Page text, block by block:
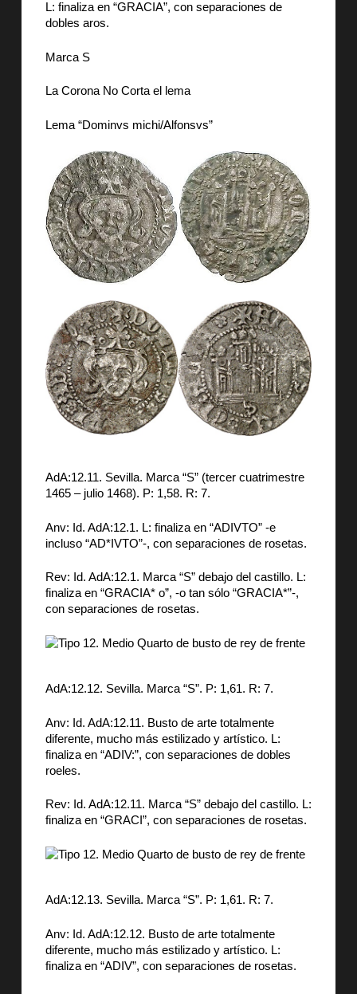
L: finaliza en “GRACIA”, con separaciones de
dobles aros.
Marca S
La Corona No Corta el lema
Lema “Dominvs michi/Alfonsvs”
AdA:12.11. Sevilla. Marca “S” (tercer cuatrimestre
1465 – julio 1468). P: 1,58. R: 7.
Anv: Id. AdA:12.1. L: finaliza en “ADIVTO” -e
incluso “AD*IVTO”-, con separaciones de rosetas.
Rev: Id. AdA:12.1. Marca “S” debajo del castillo. L:
finaliza en “GRACIA* o”, -o tan sólo “GRACIA*”-,
con separaciones de rosetas.
AdA:12.12. Sevilla. Marca “S”. P: 1,61. R: 7.
Anv: Id. AdA:12.11. Busto de arte totalmente
diferente, mucho más estilizado y artístico. L:
finaliza en “ADIV:”, con separaciones de dobles
roeles.
Rev: Id. AdA:12.11. Marca “S” debajo del castillo. L:
finaliza en “GRACI”, con separaciones de rosetas.
AdA:12.13. Sevilla. Marca “S”. P: 1,61. R: 7.
Anv: Id. AdA:12.12. Busto de arte totalmente
diferente, mucho más estilizado y artístico. L:
finaliza en “ADIV”, con separaciones de rosetas.